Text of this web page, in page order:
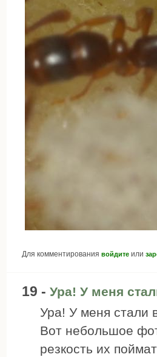
Для комментирования войдите или
19 - Ура! У меня
Ура! У меня стали
Вот небольшое
резкость их